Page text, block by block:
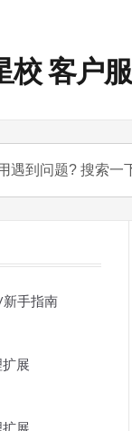
校 客户
手指南
展
展